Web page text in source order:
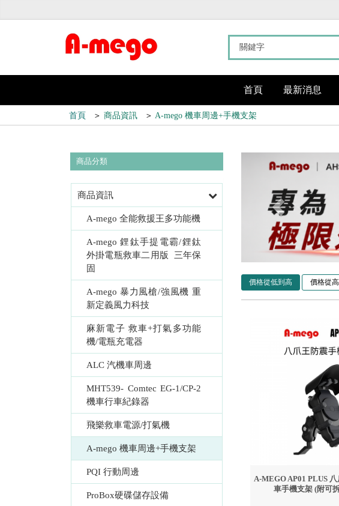
首頁 最新消息
首頁 ＞ 商品資訊 ＞ A-mego 機車周邊+手機支架
Previous
價格從低到高 價格從
A-MEGO AP01 PLUS
車手機支架 (附可
商品分類
商品資訊
A-mego 全能救援王多功能機
A-mego 鋰鈦手提電霸/鋰鈦
外掛電瓶救車二用版  三年保
固
A-mego 暴力風槍/強風機 重
新定義風力科技
麻新電子 救車+打氣多功能
機/電瓶充電器
ALC 汽機車周邊
MHT539- Comtec EG-1/CP-2
機車行車紀錄器
飛樂救車電源/打氣機
A-mego 機車周邊+手機支架
PQI 行動周邊
ProBox硬碟儲存設備